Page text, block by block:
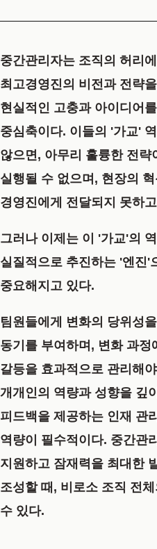
중간관리자는 조직의 허리
최고경영진의 비전과 전략
현실적인 고충과 아이디어
중심축이다. 이들의 '가교'
않으면, 아무리 훌륭한 전
실행될 수 없으며, 현장의
경영진에게 전달되지 못하
그러나 이제는 이 '가교'의
실질적으로 추진하는 '엔진'
중요해지고 있다.
팀원들에게 변화의 당위성
동기를 부여하며, 변화 과정
갈등을 효과적으로 관리해
개개인의 역량과 성향을 깊
피드백을 제공하는 인재 관
역량이 필수적이다. 중간관
지원하고 잠재력을 최대한
조성할 때, 비로소 조직 전
수 있다.